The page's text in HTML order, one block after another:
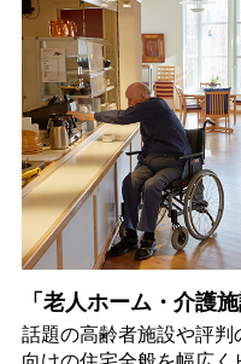
「老人ホーム・介護
話題の高齢者施設や評